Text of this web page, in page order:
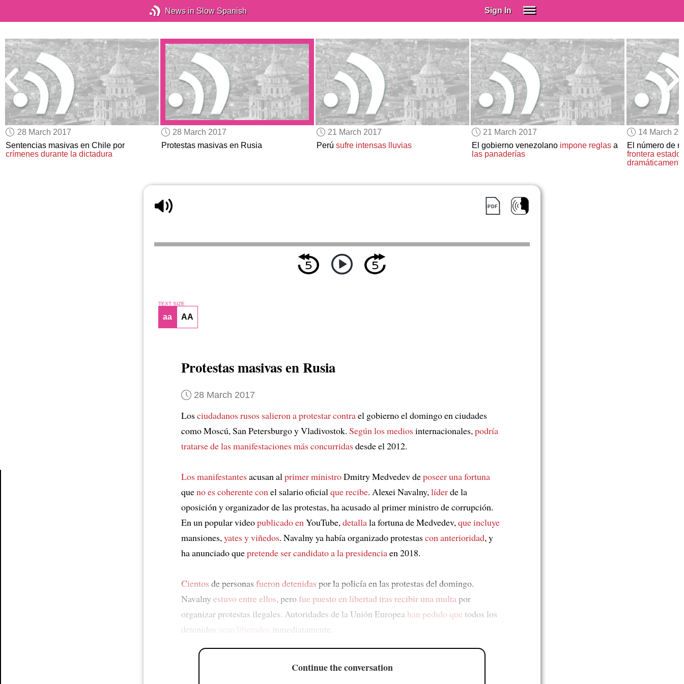
News in Slow Spanish Sign In
Spanish (Spain)
Spanish (Latino)
SUBSCRIBE
EDUCATIONAL LICENSES
GIFT CARDS
OTHER LANGUAGES
28 March 2017
Sentencias masivas en Chile por
crímenes durante la dictadura
28 March 2017
Protestas masivas en Rusia
21 March 2017
Perú sufre intensas lluvias
21 March 2017
El gobierno venezolano impone reglasa
las panaderías
14 March
El número de
frontera
TEXT SIZE
aa AA
Protestas masivas en Rusia
28 March 2017
Losciudadanos rusos salieron a protestar contrael gobierno el domingo en ciudades
como Moscú, San Petersburgo y Vladivostok. Según los mediosinternacionales,podría
tratarse delas manifestaciones más concurridasdesde el 2012.
Los manifestantesacusan alprimer ministroDmitry Medvedev deposeer una fortuna
queno es coherente conel salario oficialque recibe. Alexei Navalny,líderde la
oposición y organizador de las protestas, ha acusado al primer ministro de corrupción.
En un popular videopublicado enYouTube,detallala fortuna de Medvedev,que incluye
mansiones,yates y viñedos. Navalny ya había organizado protestascon anterioridad, y
ha anunciado quepretende ser candidato a la presidenciaen 2018.
Cientos de personas fueron detenidas por la policía en las protestas del domingo.
Navalny estuvo entre ellos, perofue puesto en libertad tras recibir una multapor
organizar protestas ilegales. Autoridades de la Unión Europea han pedido que todos los
detenidos sean liberados inmediatamente.
Continue the conversation